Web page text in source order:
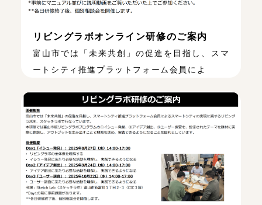
リビングラボオンライン研修のご案内
富山市では「未来共創」の促進を目指し、スマ
ートシティ推進プラットフォーム会員によ